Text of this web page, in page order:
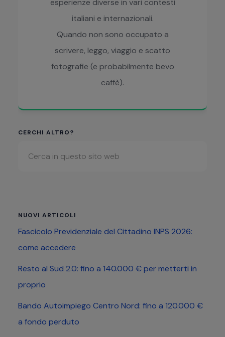
italiani e internazionali.
Quando non sono occupato a
scrivere, leggo, viaggio e scatto
fotografie (e probabilmente bevo
caffè).
Barra
laterale
CERCHI ALTRO?
web
NUOVI ARTICOLI
Fascicolo Previdenziale del Cittadino INPS 2026:
come accedere
Resto al Sud 2.0: fino a 140.000 € per metterti in
proprio
Bando Autoimpiego Centro Nord: fino a 120.000 €
a fondo perduto